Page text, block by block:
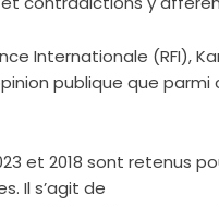
Internationale (RFI),
publique que
et 2018 sont retenus
Il s’agit de